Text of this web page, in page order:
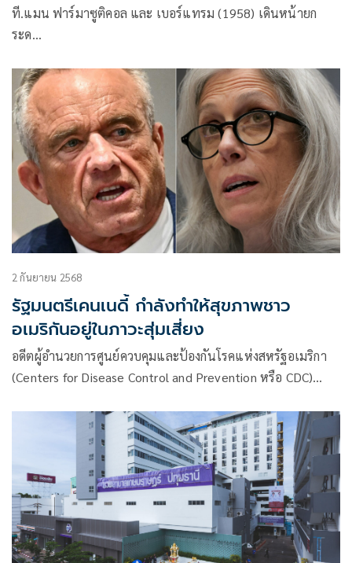
ที.แมน ฟาร์มาซูติคอล และ เบอร์แทรม (1958) เดินหน้ายก
ระด…
2 กันยายน 2568
รัฐมนตรีเคนเนดี้ กำลังทำให้สุขภาพชาว
อเมริกันอยู่ในภาวะสุ่มเสี่ยง
อดีตผู้อำนวยการศูนย์ควบคุมและป้องกันโรคแห่งสหรัฐอเมริกา
(Centers for Disease Control and Prevention หรือ CDC)